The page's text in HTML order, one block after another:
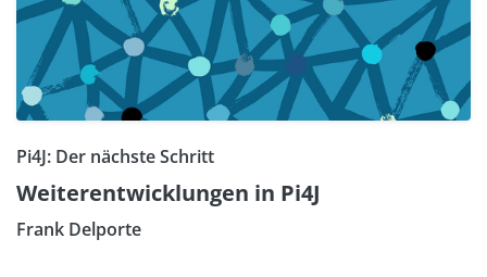
Pi4J: Der nächste Schritt
Weiterentwicklungen in Pi4J
Frank Delporte